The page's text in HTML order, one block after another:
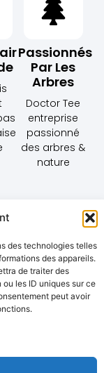
des technologies telles
des appareils.
de traiter des
les ID uniques sur ce
peut avoir
Passionnés
Par Les
Arbres
Doctor Tee
entreprise
passionné
des arbres &
nature